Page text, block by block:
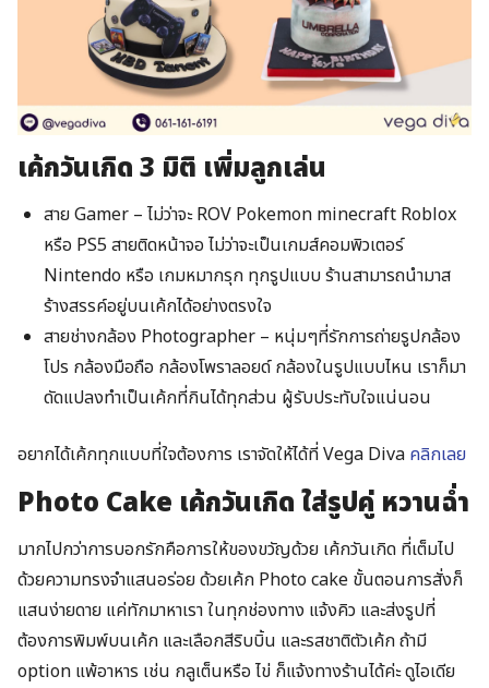
Search
for:
เค้กวันเกิด 3 มิติ เพิ่มลูกเล่น
สาย Gamer – ไม่ว่าจะ ROV Pokemon minecraft Roblox
หรือ PS5 สายติดหน้าจอ ไม่ว่าจะเป็นเกมส์คอมพิวเตอร์
Nintendo หรือ เกมหมากรุก ทุกรูปแบบ ร้านสามารถนำมาส
ร้างสรรค์อยู่บนเค้กได้อย่างตรงใจ
สายช่างกล้อง Photographer – หนุ่มๆที่รักการถ่ายรูปกล้อง
โปร กล้องมือถือ กล้องโพราลอยด์ กล้องในรูปแบบไหน เราก็มา
ดัดแปลงทำเป็นเค้กที่กินได้ทุกส่วน ผู้รับประทับใจแน่นอน
อยากได้เค้กทุกแบบที่ใจต้องการ เราจัดให้ได้ที่ Vega Diva คลิกเลย
Photo Cake เค้กวันเกิด ใส่รูปคู่ หวานฉ่ำ
มากไปกว่าการบอกรักคือการให้ของขวัญด้วย เค้กวันเกิด ที่เต็มไป
ด้วยความทรงจำแสนอร่อย ด้วยเค้ก Photo cake ขั้นตอนการสั่งก็
แสนง่ายดาย แค่ทักมาหาเรา ในทุกช่องทาง แจ้งคิว และส่งรูปที่
ต้องการพิมพ์บนเค้ก และเลือกสีริบบิ้น และรสชาติตัวเค้ก ถ้ามี
option แพ้อาหาร เช่น กลูเต็นหรือ ไข่ ก็แจ้งทางร้านได้ค่ะ ดูไอเดีย